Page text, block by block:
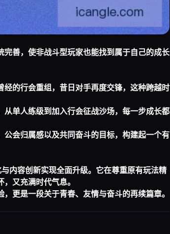
善，使非战斗型玩家也能找到属于自己的成长
的行会重组，昔日对手再度交锋，这种跨越时
单人练级到加入行会征战沙场，每一步成长都
会归属感以及共同奋斗的目标，构建起一个有
内容创新实现全面升级。它在尊重原有玩法精
又充满时代气息。
更是一段关于青春、友情与奋斗的再续篇章。